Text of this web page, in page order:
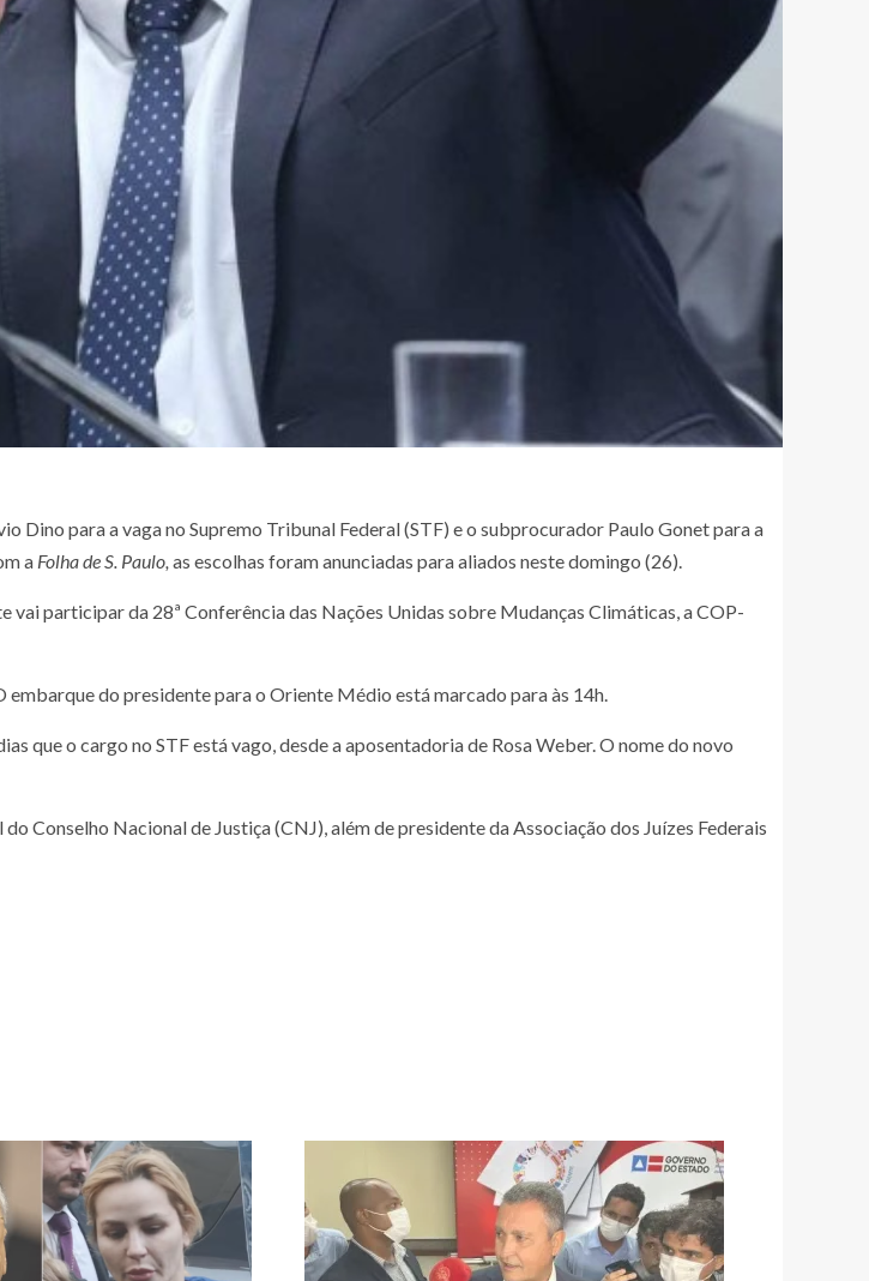
Dino para a vaga no Supremo Tribunal Federal (STF) e o subprocurador Paulo Gonet para a
a Folha de S. Paulo, as escolhas foram anunciadas para aliados neste domingo (26).
vai participar da 28ª Conferência das Nações Unidas sobre Mudanças Climáticas, a COP-
embarque do presidente para o Oriente Médio está marcado para às 14h.
que o cargo no STF está vago, desde a aposentadoria de Rosa Weber. O nome do novo
Conselho Nacional de Justiça (CNJ), além de presidente da Associação dos Juízes Federais